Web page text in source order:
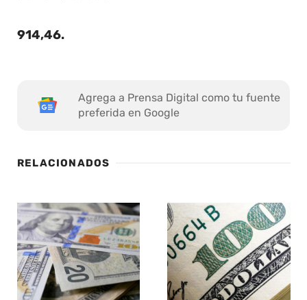
914,46.
Agrega a Prensa Digital como tu fuente
preferida en Google
RELACIONADOS